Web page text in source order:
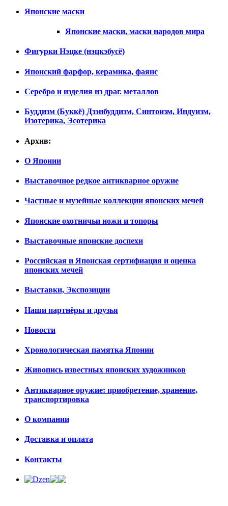
Японские маски
Японские маски, маски народов мира
Фигурки Нэцке (нэцкэбусё)
Японский фарфор, керамика, фаянс
Серебро и изделия из драг. металлов
Буддизм (Буккё) Дзэнбуддизм, Синтоизм, Индуизм,
Изотерика, Эсотерика
Архив:
О Японии
Выставочное редкое антикварное оружие
Частные и музейные коллекции японских мечей
Японские охотничьи ножи и топоры
Выставочные японские доспехи
Российская и Японская сертифиация и оценка
японских мечей
Выставки, Экспозиции
Наши партнёры и друзья
Новости
Хронологическая памятка Японии
Живопись известных японских художников
Антикварное оружие: приобретение, хранение,
транспортировка
О компании
Доставка и оплата
Контакты